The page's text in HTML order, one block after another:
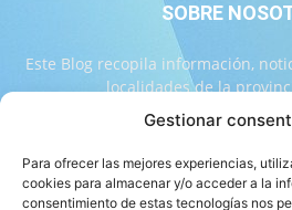
Gestionar
Para ofrecer las mejores experiencias,
cookies para almacenar y/o acceder a la
consentimiento de estas tecnologías nos
SOBRE
Este Blog recopila información,
localidades de la
Contáctanos: